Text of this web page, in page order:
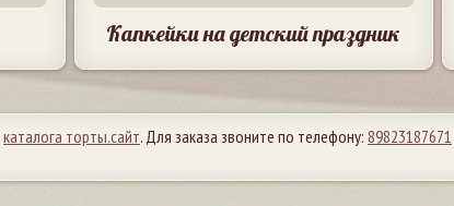
Капкейки на детский праздник
каталога торты.сайт. Для заказа звоните по телефону: 89823187671